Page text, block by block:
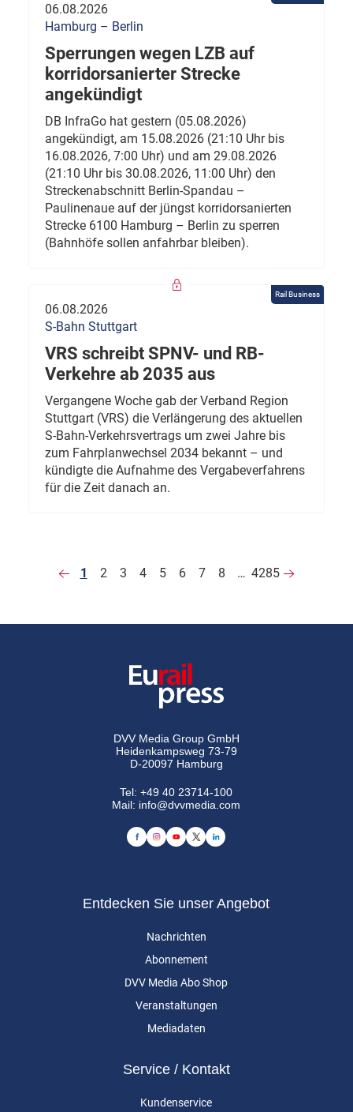
06.08.2026
Hamburg – Berlin
Sperrungen wegen LZB auf
korridorsanierter Strecke
angekündigt
DB InfraGo hat gestern (05.08.2026)
angekündigt, am 15.08.2026 (21:10 Uhr bis
16.08.2026, 7:00 Uhr) und am 29.08.2026
(21:10 Uhr bis 30.08.2026, 11:00 Uhr) den
Streckenabschnitt Berlin-Spandau –
Paulinenaue auf der jüngst korridorsanierten
Strecke 6100 Hamburg – Berlin zu sperren
(Bahnhöfe sollen anfahrbar bleiben).
Rail Business
06.08.2026
S-Bahn Stuttgart
VRS schreibt SPNV- und RB-
Verkehre ab 2035 aus
Vergangene Woche gab der Verband Region
Stuttgart (VRS) die Verlängerung des aktuellen
S-Bahn-Verkehrsvertrags um zwei Jahre bis
zum Fahrplanwechsel 2034 bekannt – und
kündigte die Aufnahme des Vergabeverfahrens
für die Zeit danach an.
1 2 3 4 5 6 7 8 … 4285
DVV Media Group GmbH
Heidenkampsweg 73-79
D-20097 Hamburg
Tel:+49 40 23714-100
Mail: info@dvvmedia.com
Entdecken Sie unser Angebot
Nachrichten
Abonnement
DVV Media Abo Shop
Veranstaltungen
Mediadaten
Service / Kontakt
Kundenservice